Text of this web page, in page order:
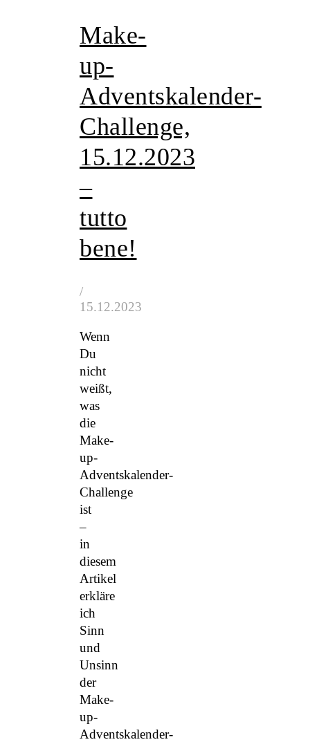
Make-
up-
Adventskalender-
Challenge,
15.12.2023
–
tutto
bene!
/
15.12.2023
Wenn
Du
nicht
weißt,
was
die
Make-
up-
Adventskalender-
Challenge
ist
–
in
diesem
Artikel
erkläre
ich
Sinn
und
Unsinn
der
Make-
up-
Adventskalender-